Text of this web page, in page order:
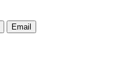
Email